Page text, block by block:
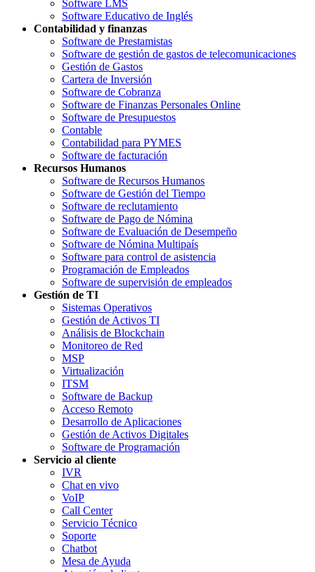
Software LMS
Software Educativo de Inglés
Contabilidad y finanzas
Software de Prestamistas
Software de gestión de gastos de telecomunicaciones
Gestión de Gastos
Cartera de Inversión
Software de Cobranza
Software de Finanzas Personales Online
Software de Presupuestos
Contable
Contabilidad para PYMES
Software de facturación
Recursos Humanos
Software de Recursos Humanos
Software de Gestión del Tiempo
Software de reclutamiento
Software de Pago de Nómina
Software de Evaluación de Desempeño
Software de Nómina Multipaís
Software para control de asistencia
Programación de Empleados
Software de supervisión de empleados
Gestión de TI
Sistemas Operativos
Gestión de Activos TI
Análisis de Blockchain
Monitoreo de Red
MSP
Virtualización
ITSM
Software de Backup
Acceso Remoto
Desarrollo de Aplicaciones
Gestión de Activos Digitales
Software de Programación
Servicio al cliente
IVR
Chat en vivo
VoIP
Call Center
Servicio Técnico
Soporte
Chatbot
Mesa de Ayuda